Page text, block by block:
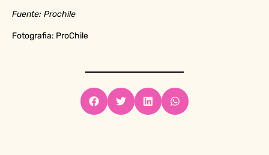
Fuente: Prochile
Fotografia: ProChile